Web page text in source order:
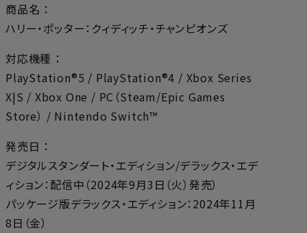
商品名 ：
ハリー・ポッター：クィディッチ・チャンピオンズ
対応機種 ：
PlayStation®5 / PlayStation®4 / Xbox Series
X|S / Xbox One / PC（Steam/Epic Games
Store） / Nintendo Switch™
発売日 ：
デジタルスタンダート・エディション/デラックス・エデ
ィション：配信中（2024年9月3日（火）発売）
パッケージ版デラックス・エディション：2024年11月
8日（金）